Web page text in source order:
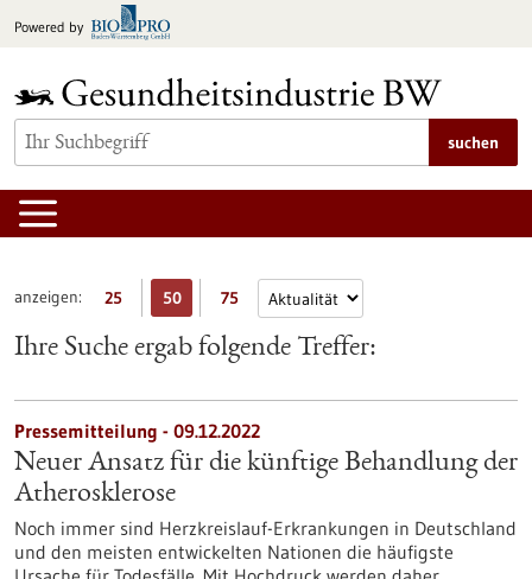
Inhalt
Powered by
suchen
anzeigen: 25 50 75
Ihre Suche ergab folgende Treffer:
Pressemitteilung - 09.12.2022
Neuer Ansatz für die künftige Behandlung der
Atherosklerose
Noch immer sind Herzkreislauf-Erkrankungen in Deutschland
und den meisten entwickelten Nationen die häufigste